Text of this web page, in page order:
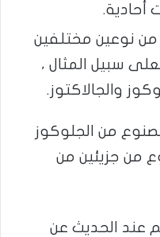
أحادية.
من نوعين مختلفين
سبيل المثال ،
والجالاكتوز.
من الجلوكوز
من جزيئين من
عند الحديث عن